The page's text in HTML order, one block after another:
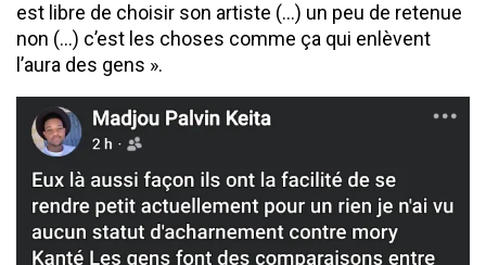
est libre de choisir son artiste (…) un peu de retenue
non (…) c’est les choses comme ça qui enlèvent
l’aura des gens ».